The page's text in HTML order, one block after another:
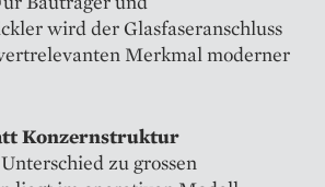
wird der Glasfaseranschluss
Merkmal moderner
Konzernstruktur
zu grossen